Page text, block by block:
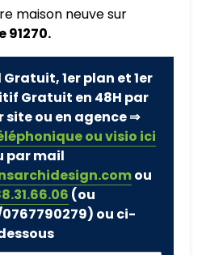
maison neuve sur
91270.
Gratuit, 1er plan et 1er
Gratuit en 48H par
site ou en agence ⇒
ou visio ici
par mail
ou
(ou
ou ci-